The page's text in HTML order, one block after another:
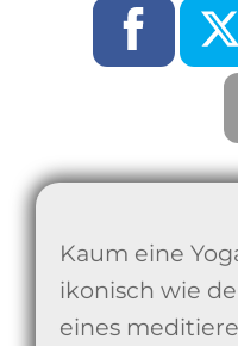
Kaum eine
ikonisch wie
eines